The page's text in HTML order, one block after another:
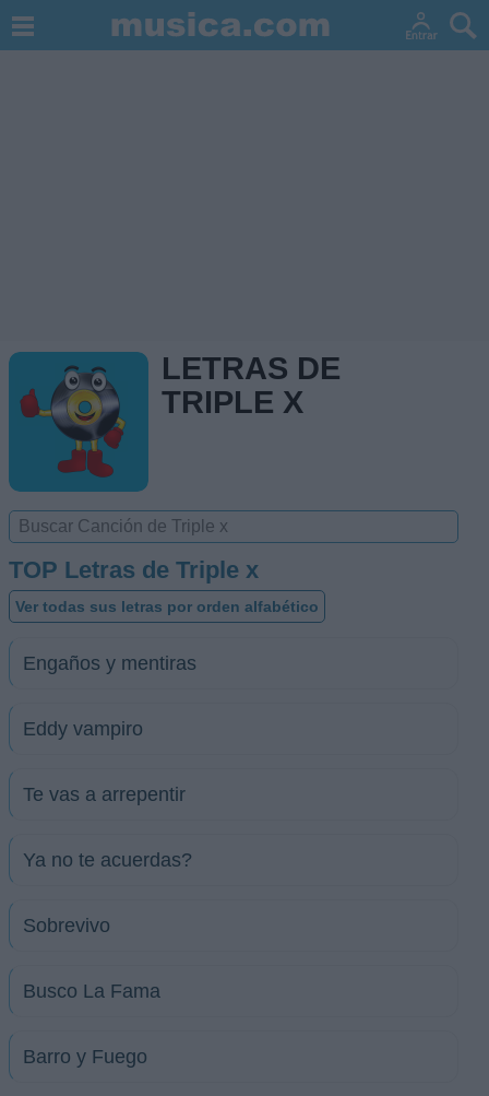
LETRAS DE
TRIPLE X
TOP Letras de Triple x
Ver todas sus letras por orden alfabético
Engaños y mentiras
Eddy vampiro
Te vas a arrepentir
Ya no te acuerdas?
Sobrevivo
Busco La Fama
Barro y Fuego